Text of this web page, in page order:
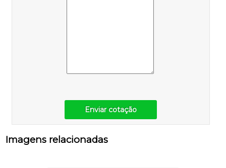
Enviar cotação
Imagens relacionadas